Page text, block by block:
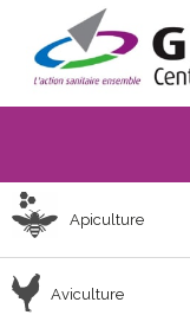
Apiculture
Aviculture